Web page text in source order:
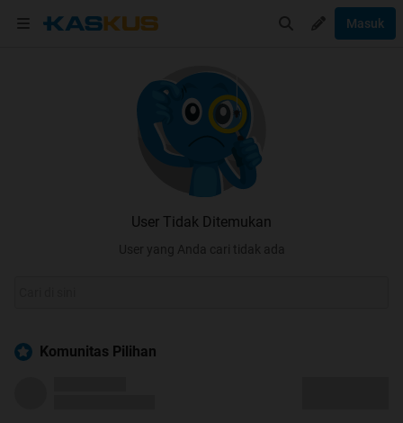
Masuk
User Tidak Ditemukan
User yang Anda cari tidak ada
Komunitas Pilihan